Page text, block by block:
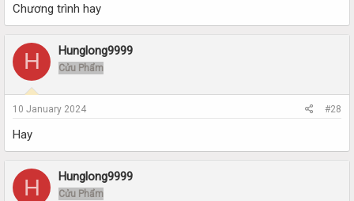
Chương trình hay
H Hunglong9999
Cửu Phẩm
10 January 2024 #28
Hay
H Hunglong9999
Cửu Phẩm